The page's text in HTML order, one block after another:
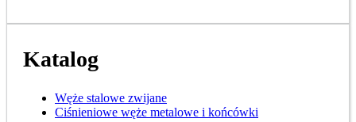
Katalog
Węże stalowe zwijane
Ciśnieniowe węże metalowe i końcówki